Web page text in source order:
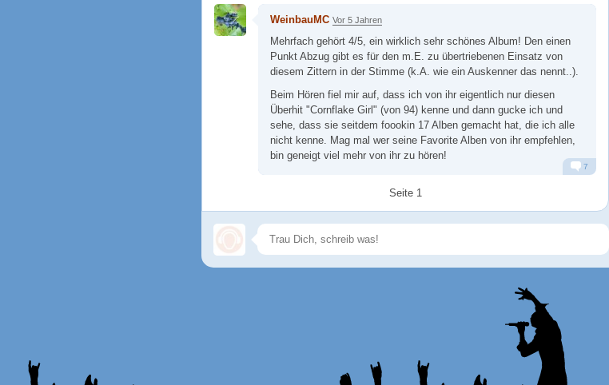
WeinbauMC Vor 5 Jahren
Mehrfach gehört 4/5, ein wirklich sehr schönes Album! Den einen
Punkt Abzug gibt es für den m.E. zu übertriebenen Einsatz von
diesem Zittern in der Stimme (k.A. wie ein Auskenner das nennt..).
Beim Hören fiel mir auf, dass ich von ihr eigentlich nur diesen
Überhit "Cornflake Girl" (von 94) kenne und dann gucke ich und
sehe, dass sie seitdem foookin 17 Alben gemacht hat, die ich alle
nicht kenne. Mag mal wer seine Favorite Alben von ihr empfehlen,
bin geneigt viel mehr von ihr zu hören!
7
Seite 1
Speichern